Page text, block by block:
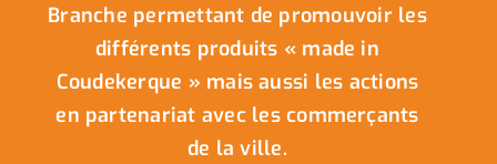
Branche permettant de promouvoir les
différents produits « made in
Coudekerque » mais aussi les actions
en partenariat avec les commerçants
de la ville.